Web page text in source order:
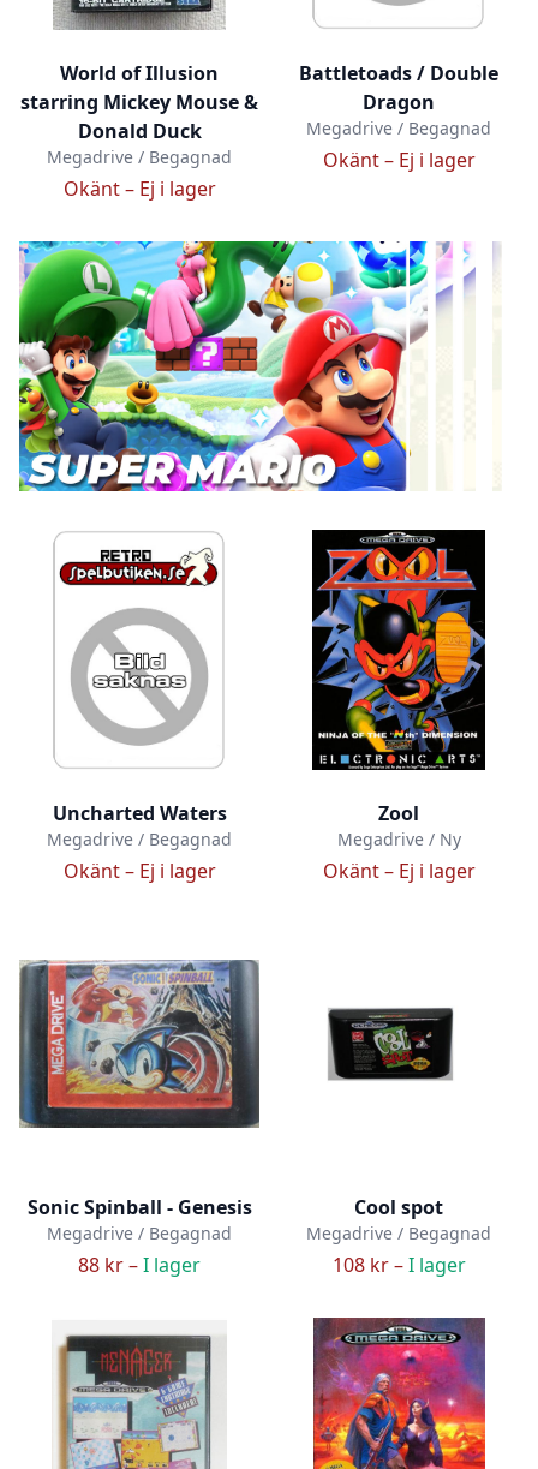
World of Illusion
starring Mickey Mouse &
Donald Duck
Megadrive / Begagnad
Okänt – Ej i lager
Battletoads / Double
Dragon
Megadrive / Begagnad
Okänt – Ej i lager
Uncharted Waters
Megadrive / Begagnad
Okänt – Ej i lager
Zool
Megadrive / Ny
Okänt – Ej i lager
Sonic Spinball - Genesis
Megadrive / Begagnad
88 kr –I lager
Cool spot
Megadrive / Begagnad
108 kr –I lager